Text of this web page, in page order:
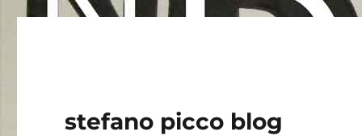
stefano picco blog